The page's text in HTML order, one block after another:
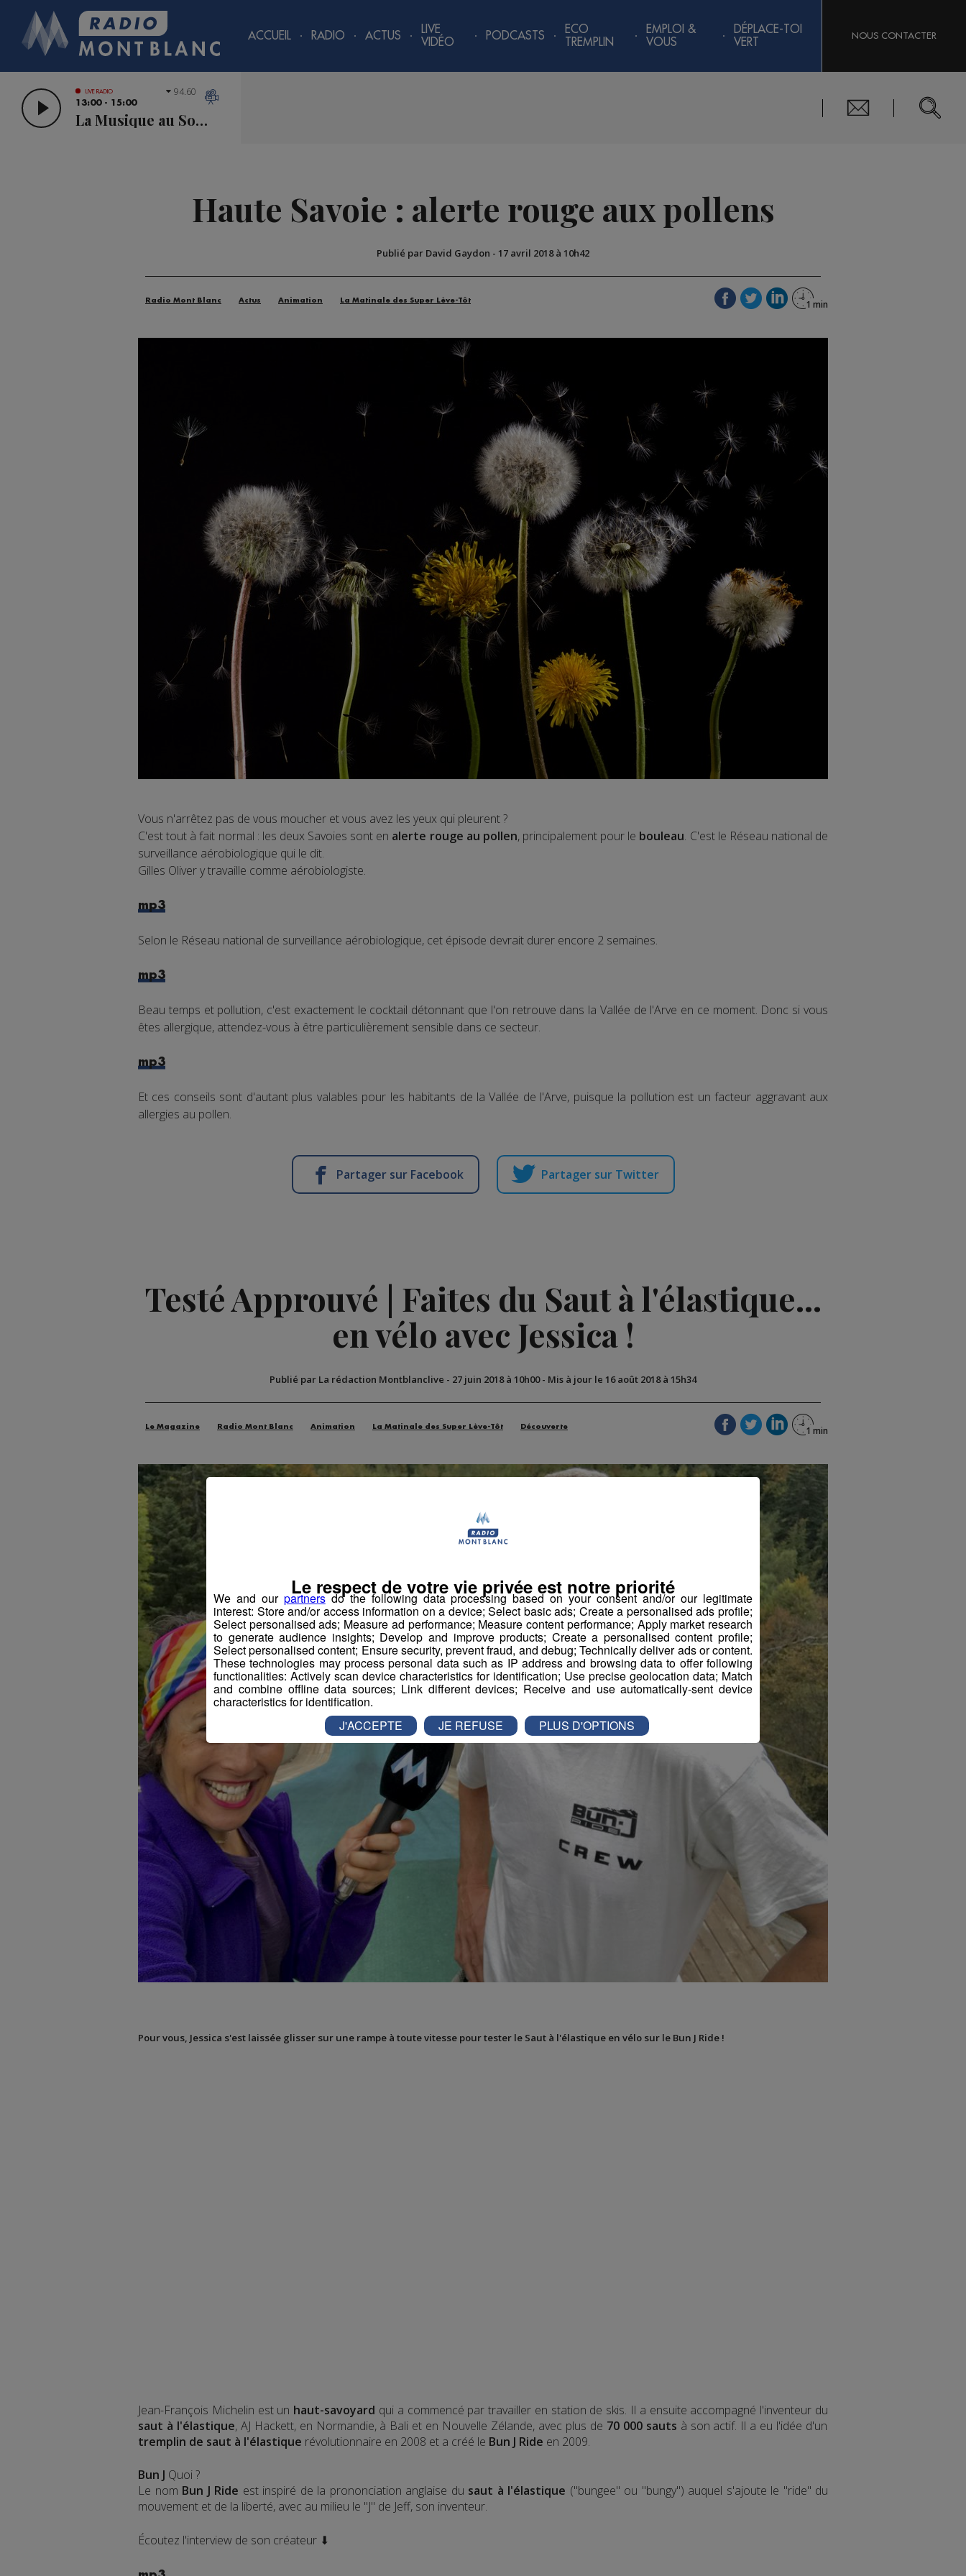
ACCUEIL RADIO ACTUS
LIVE
VIDÉO
PODCASTS
ECO
TREMPLIN
EMPLOI &
VOUS
DÉPLACE-TOI
VERT
NOUS CONTACTER
LIVE RADIO
13:00 - 15:00
La Musique au Sommet
94.60
Haute Savoie : alerte rouge aux pollens
Publié par David Gaydon - 17 avril 2018 à 10h42
Radio Mont Blanc Actus Animation La Matinale des Super Lève-Tôt
Vous n'arrêtez pas de vous moucher et vous avez les yeux qui pleurent ?
C'est tout à fait normal : les deux Savoies sont en alerte rouge au pollen, principalement pour le bouleau. C'est le Réseau national de
surveillance aérobiologique qui le dit.
Gilles Oliver y travaille comme aérobiologiste.
mp3
Selon le Réseau national de surveillance aérobiologique, cet épisode devrait durer encore 2 semaines.
mp3
Beau temps et pollution, c'est exactement le cocktail détonnant que l'on retrouve dans la Vallée de l'Arve en ce moment. Donc si vous
êtes allergique, attendez-vous à être particulièrement sensible dans ce secteur.
mp3
Et ces conseils sont d'autant plus valables pour les habitants de la Vallée de l'Arve, puisque la pollution est un facteur aggravant aux
allergies au pollen.
Partager sur Facebook Partager sur Twitter
Testé Approuvé | Faites du Saut à l'élastique...
en vélo avec Jessica !
Publié par La rédaction Montblanclive - 27 juin 2018 à 10h00- Mis à jour le 16 août 2018 à 15h34
Le Magazine Radio Mont Blanc Animation La Matinale des Super Lève-Tôt Découverte
Pour vous, Jessica s'est laissée glisser sur une rampe à toute vitesse pour tester le Saut à l'élastique en vélo sur le Bun J Ride !
Jean-François Michelin est un haut-savoyard qui a commencé par travailler en station de skis. Il a ensuite accompagné l'inventeur du
saut à l'élastique, AJ Hackett, en Normandie, à Bali et en Nouvelle Zélande, avec plus de 70 000 sauts à son actif. Il a eu l'idée d'un
tremplin de saut à l'élastique révolutionnaire en 2008 et a créé le Bun J Ride en 2009.
Bun J Quoi ?
Le nom Bun J Ride est inspiré de la prononciation anglaise du saut à l'élastique ("bungee" ou "bungy") auquel s'ajoute le "ride" du
mouvement et de la liberté, avec au milieu le "J" de Jeff, son inventeur.
Écoutez l'interview de son créateur ⬇
We and our partnersdo the following data processing based on your consent and/or our legitimate
interest: Store and/or access information on a device; Select basic ads; Create a personalised ads profile;
Select personalised ads; Measure ad performance; Measure content performance; Apply market research
to generate audience insights; Develop and improve products; Create a personalised content profile;
Select personalised content; Ensure security, prevent fraud, and debug; Technically deliver ads or content.
These technologies may process personal data such as IP address and browsing data to offer following
functionalities: Actively scan device characteristics for identification; Use precise geolocation data; Match
and combine offline data sources; Link different devices; Receive and use automatically-sent device
characteristics for identification.
Le respect de votre vie privée est notre priorité
J'ACCEPTE JE REFUSE PLUS D'OPTIONS